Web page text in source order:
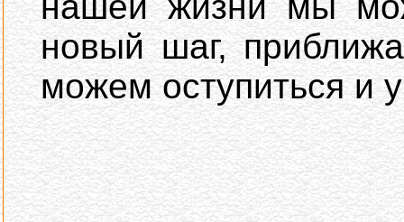
новый шаг,
можем оступиться и